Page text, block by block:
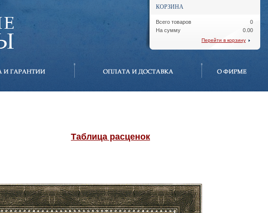
КОРЗИНА
Всего товаров
На сумму
0
0.00
Перейти в корзину
Таблица расценок